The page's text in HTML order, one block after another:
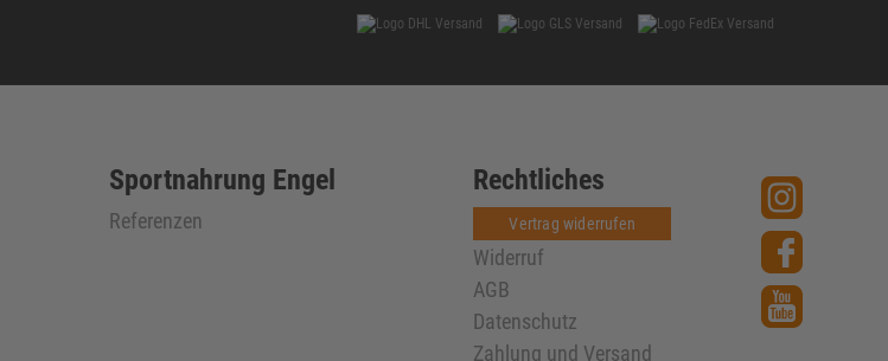
Sportnahrung Engel
Referenzen
Rechtliches
Vertrag widerrufen
Widerruf
AGB
Datenschutz
Zahlung und Versand